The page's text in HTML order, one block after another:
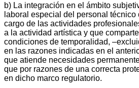
b) La integración en el ámbito
laboral especial del personal técnico
cargo de las actividades
a la actividad artística y que
condiciones de temporalidad,
en las razones indicadas en el
que atiende necesidades
que por razones de una correcta
en dicho marco regulatorio.